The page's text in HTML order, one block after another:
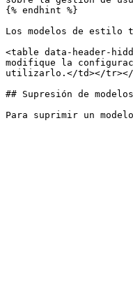
{% endhint %}
Los modelos de estilo
<table data-header-
modifique la
utilizarlo.</td></tr></
## Supresión de